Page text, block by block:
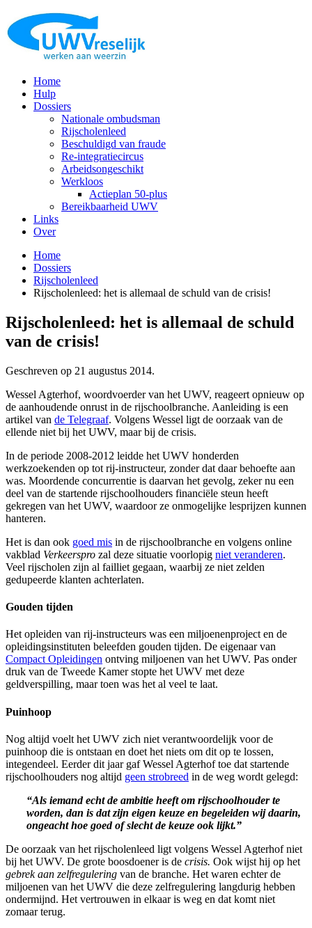
Home
Hulp
Dossiers
Nationale ombudsman
Rijscholenleed
Beschuldigd van fraude
Re-integratiecircus
Arbeidsongeschikt
Werkloos
Actieplan 50-plus
Bereikbaarheid UWV
Links
Over
Home
Dossiers
Rijscholenleed
Rijscholenleed: het is allemaal de schuld van de crisis!
Rijscholenleed: het is allemaal de schuld
van de crisis!
Geschreven op 21 augustus 2014.
Wessel Agterhof, woordvoerder van het UWV, reageert opnieuw op
de aanhoudende onrust in de rijschoolbranche. Aanleiding is een
artikel van de Telegraaf. Volgens Wessel ligt de oorzaak van de
ellende niet bij het UWV, maar bij de crisis.
In de periode 2008-2012 leidde het UWV honderden
werkzoekenden op tot rij-instructeur, zonder dat daar behoefte aan
was. Moordende concurrentie is daarvan het gevolg, zeker nu een
deel van de startende rijschoolhouders financiële steun heeft
gekregen van het UWV, waardoor ze onmogelijke lesprijzen kunnen
hanteren.
Het is dan ook goed mis in de rijschoolbranche en volgens online
vakblad Verkeerspro zal deze situatie voorlopig niet veranderen.
Veel rijscholen zijn al failliet gegaan, waarbij ze niet zelden
gedupeerde klanten achterlaten.
Gouden tijden
Het opleiden van rij-instructeurs was een miljoenenproject en de
opleidingsinstituten beleefden gouden tijden. De eigenaar van
Compact Opleidingen ontving miljoenen van het UWV. Pas onder
druk van de Tweede Kamer stopte het UWV met deze
geldverspilling, maar toen was het al veel te laat.
Puinhoop
Nog altijd voelt het UWV zich niet verantwoordelijk voor de
puinhoop die is ontstaan en doet het niets om dit op te lossen,
integendeel. Eerder dit jaar gaf Wessel Agterhof toe dat startende
rijschoolhouders nog altijd geen strobreed in de weg wordt gelegd:
“Als iemand echt de ambitie heeft om rijschoolhouder te
worden, dan is dat zijn eigen keuze en begeleiden wij daarin,
ongeacht hoe goed of slecht de keuze ook lijkt.”
De oorzaak van het rijscholenleed ligt volgens Wessel Agterhof niet
bij het UWV. De grote boosdoener is de crisis. Ook wijst hij op het
gebrek aan zelfregulering van de branche. Het waren echter de
miljoenen van het UWV die deze zelfregulering langdurig hebben
ondermijnd. Het vertrouwen in elkaar is weg en dat komt niet
zomaar terug.